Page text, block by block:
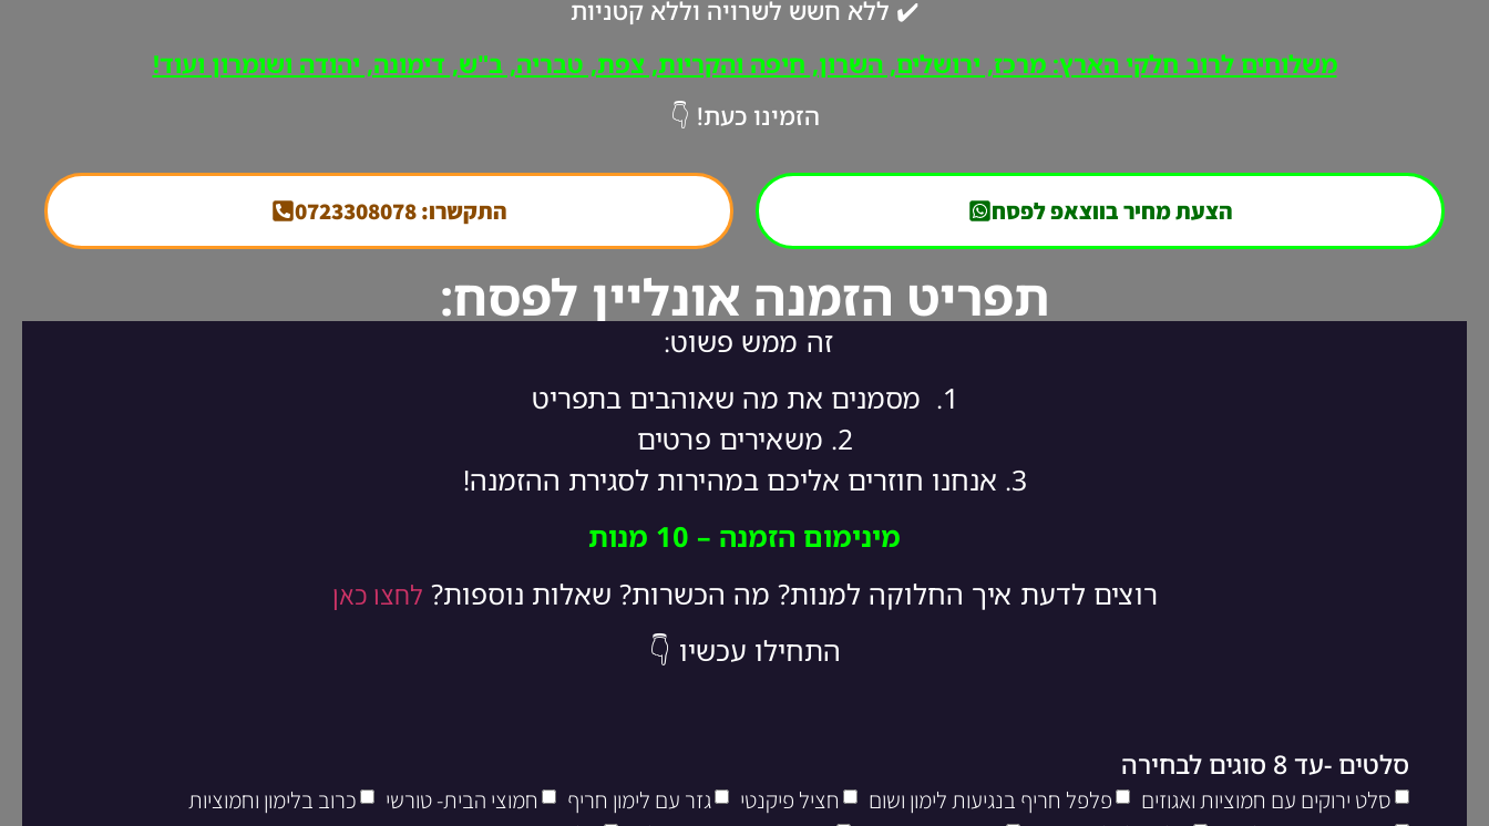
✔️ ללא חשש לשרויה וללא קטניות
משלוחים לרוב חלקי הארץ: מרכז, ירושלים, השרון, חיפה והקריות, צפת, טבריה, ב"ש, דימונה, יהודה ושומרון ועוד!
הזמינו כעת! 👇
הצעת מחיר בווצאפ לפסח התקשרו: 0723308078
תפריט הזמנה אונליין לפסח:
זה ממש פשוט:
1.
מסמנים את מה שאוהבים בתפריט
2. משאירים פרטים
3. אנחנו חוזרים אליכם במהירות לסגירת ההזמנה!
מינימום הזמנה – 10 מנות
רוצים לדעת איך החלוקה למנות? מה הכשרות? שאלות נוספות? לחצו כאן
התחילו עכשיו 👇
סלטים -עד 8 סוגים לבחירה
סלט ירוקים עם חמוציות ואגוזים פלפל חריף בנגיעות לימון ושום חציל פיקנטי גזר עם לימון חריף חמוצי הבית- טורשי
כרוב בלימון וחמוציות